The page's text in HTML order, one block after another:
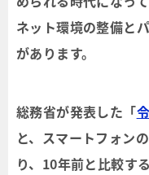
ネット環境の整備と
があります。
総務省が発表した「
と、スマートフォン
り、10年前と比較す